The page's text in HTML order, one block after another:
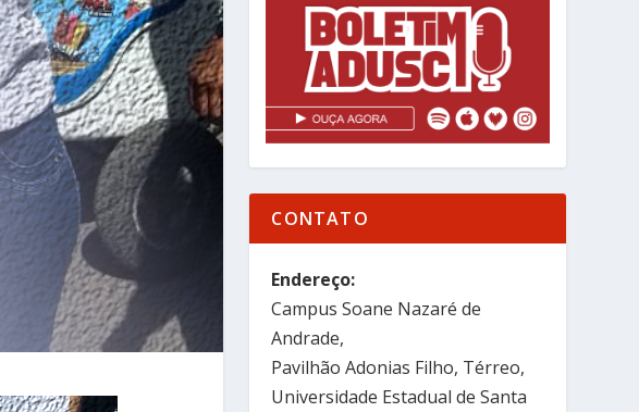
CONTATO
Endereço:
Campus Soane Nazaré de
Andrade,
Pavilhão Adonias Filho, Térreo,
Universidade Estadual de Santa